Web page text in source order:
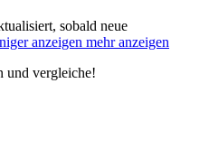
sobald neue
anzeigen mehr anzeigen
und vergleiche!